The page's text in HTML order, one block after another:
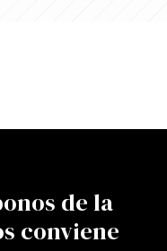
de la
conviene